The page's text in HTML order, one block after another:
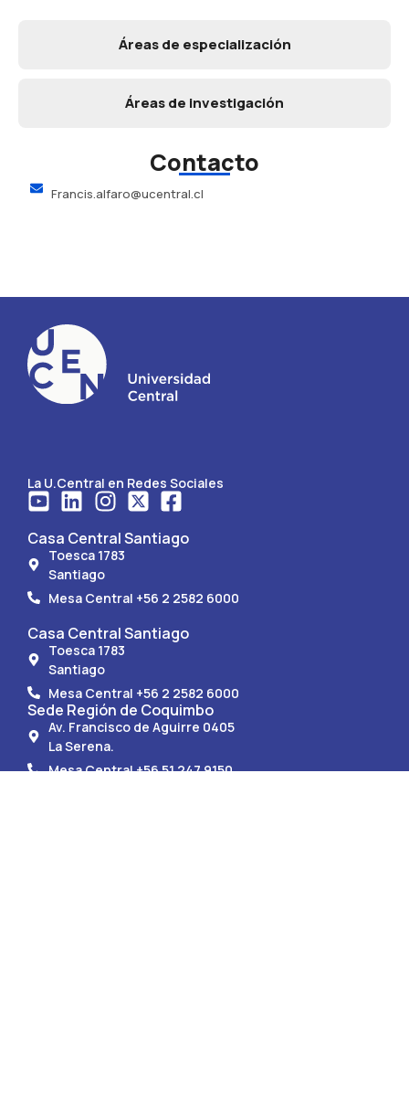
Áreas de especialización
Áreas de investigación
Contacto
Francis.alfaro@ucentral.cl
La U.Central en Redes Sociales
Casa Central Santiago
Toesca 1783
Santiago
Mesa Central +56 2 2582 6000
Casa Central Santiago
Toesca 1783
Santiago
Mesa Central +56 2 2582 6000
Sede Región de Coquimbo
Av. Francisco de Aguirre 0405
La Serena.
Mesa Central +56 51 247 9150